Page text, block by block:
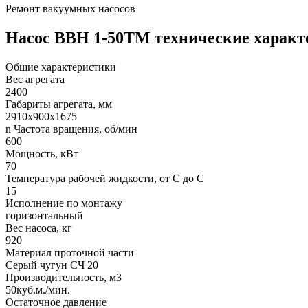
Ремонт вакуумных насосов
Насос ВВН 1-50ТМ технические
Общие характеристики
Вес агрегата
2400
Габариты агрегата, мм
2910х900х1675
n Частота вращения, об/мин
600
Мощность, кВт
70
Температура рабочей жидкости, от С до С
15
Исполнение по монтажу
горизонтальный
Вес насоса, кг
920
Материал проточной части
Серый чугун СЧ 20
Производительность, м3
50куб.м./мин.
Остаточное давление